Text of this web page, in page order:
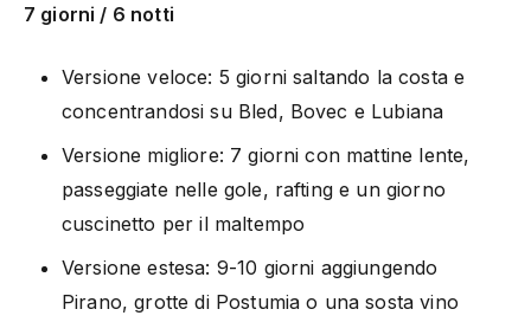
7 giorni / 6 notti
Versione veloce: 5 giorni saltando la costa e
concentrandosi su Bled, Bovec e Lubiana
Versione migliore: 7 giorni con mattine lente,
passeggiate nelle gole, rafting e un giorno
cuscinetto per il maltempo
Versione estesa: 9-10 giorni aggiungendo
Pirano, grotte di Postumia o una sosta vino